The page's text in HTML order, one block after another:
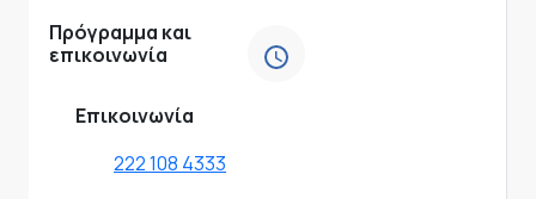
Πρόγραμμα και
επικοινωνία
Επικοινωνία
222 108 4333